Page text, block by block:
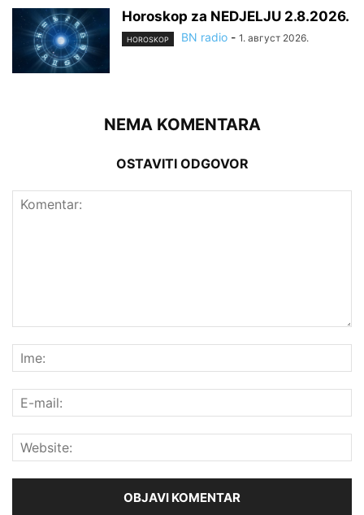
Horoskop za NEDJELJU 2.8.2026.
HOROSKOP BN radio - 1. август 2026.
NEMA KOMENTARA
OSTAVITI ODGOVOR